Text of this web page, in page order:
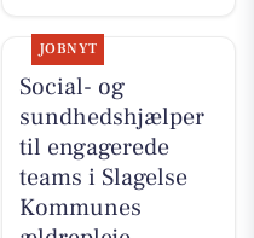
JOBNYT
Social- og
sundhedshjælper
til engagerede
teams i Slagelse
Kommunes